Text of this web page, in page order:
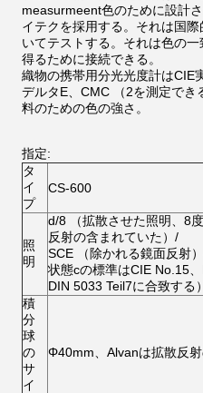
measurmeent色のために設計
イテクを採用する。それは国
いてテストする。それは色の
得るために接続できる。
織物の携帯用分光光度計はCIE
デルタE、CMC （2を測定で
料のための色の強さ。
指定:
タ
イ
プ
CS-600
照
明
d/8 （拡散させた照明、8
反射の含まれていた）/
SCE （除かれる鏡面反射
状態cの標準はCIE No.15
DIN 5033 Teil7に合致する）
積
分
球
の
サ
イ
Φ40mm、Alvanは拡散反